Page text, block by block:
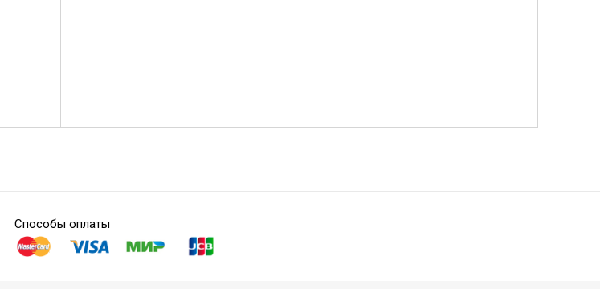
Способы оплаты